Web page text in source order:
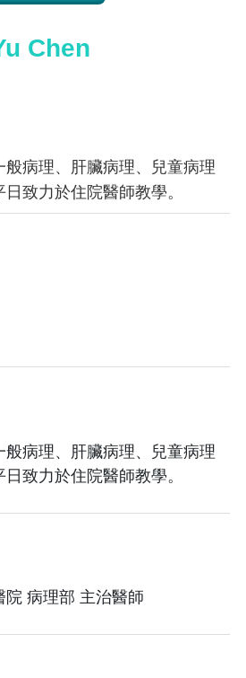
Chen
般病理、肝臟病理、兒童病理
致力於住院醫師教學。
般病理、肝臟病理、兒童病理
致力於住院醫師教學。
院 病理部 主治醫師